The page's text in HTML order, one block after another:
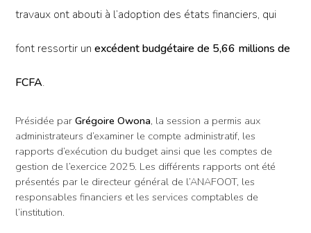
travaux ont abouti à l’adoption des états financiers, qui
font ressortir un excédent budgétaire de 5,66 millions de
FCFA.
Présidée par Grégoire Owona, la session a permis aux
administrateurs d’examiner le compte administratif, les
rapports d’exécution du budget ainsi que les comptes de
gestion de l’exercice 2025. Les différents rapports ont été
présentés par le directeur général de l’ANAFOOT, les
responsables financiers et les services comptables de
l’institution.